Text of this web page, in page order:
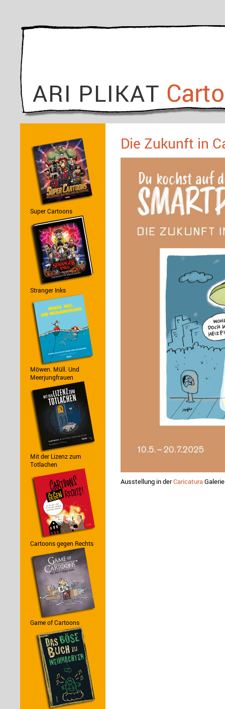
ARI PLIKAT
Super Cartoons
Stranger Inks
Möwen. Müll. Und
Meerjungfrauen
Mit der Lizenz zum
Totlachen
Cartoons gegen Rechts
Game of Cartoons
Die Zukunft in
Ausstellung in derCaricatura